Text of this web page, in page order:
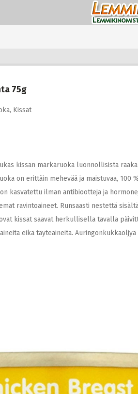
75g
, Kissat
kissan märkäruoka luonnollisista
on erittäin mehevää ja maistuvaa, 100
kasvatettu ilman antibiootteja ja
ravintoaineet. Runsaasti nestettä
kissat saavat herkullisella tavalla
eikä täyteaineita.